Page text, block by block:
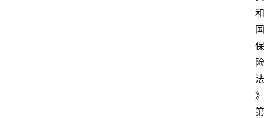
和
国
保
险
法
》
第